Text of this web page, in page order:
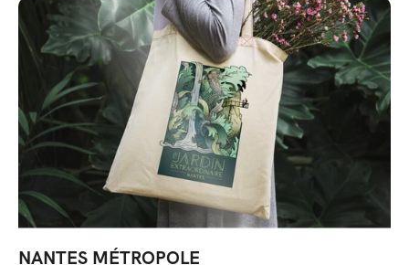
NANTES MÉTROPOLE